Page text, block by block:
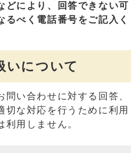
どにより、回答できない可
るべく電話番号をご記入く
いについて
い合わせに対する回答、
切な対応を行うために利用
利用しません。